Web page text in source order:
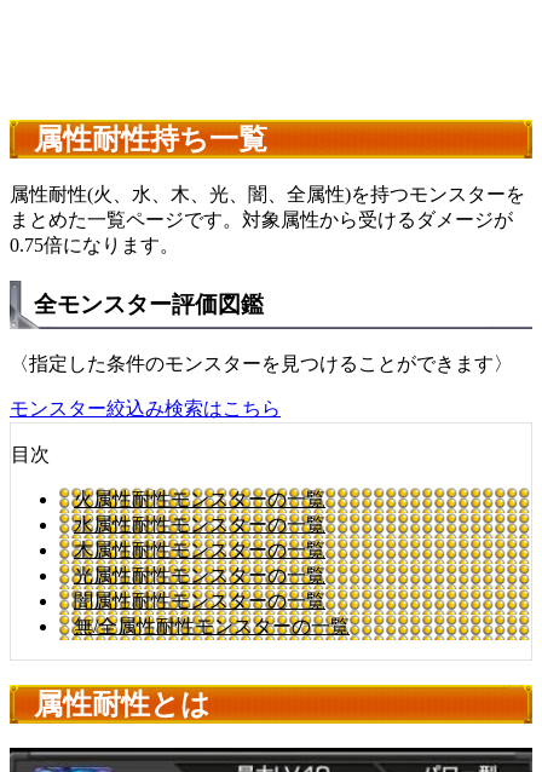
属性耐性持ち一覧
属性耐性(火、水、木、光、闇、全属性)を持つモンスターを
まとめた一覧ページです。対象属性から受けるダメージが
0.75倍になります。
全モンスター評価図鑑
〈指定した条件のモンスターを見つけることができます〉
モンスター絞込み検索はこちら
目次
火属性耐性モンスターの一覧
水属性耐性モンスターの一覧
木属性耐性モンスターの一覧
光属性耐性モンスターの一覧
闇属性耐性モンスターの一覧
無/全属性耐性モンスターの一覧
属性耐性とは